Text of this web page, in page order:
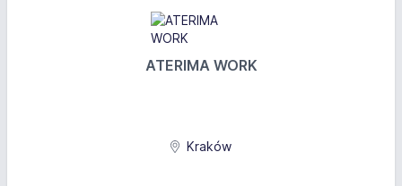
ATERIMA WORK
Kraków